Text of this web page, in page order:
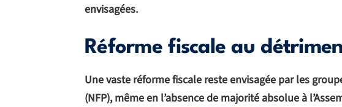
envisagées.
Réforme fiscale au
Une vaste réforme fiscale reste envisagée par les
(NFP), même en l’absence de majorité absolue à